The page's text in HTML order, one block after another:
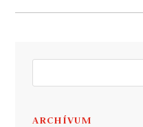
ARCHÍVUM